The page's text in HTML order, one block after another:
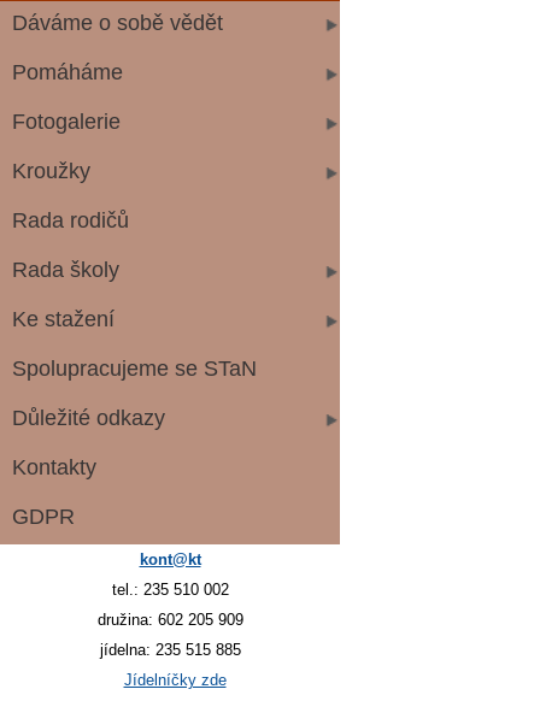
Dáváme o sobě vědět
Pomáháme
Fotogalerie
Kroužky
Rada rodičů
Rada školy
Ke stažení
Spolupracujeme se STaN
Důležité odkazy
Kontakty
GDPR
kont@kt
tel.: 235 510 002
družina: 602 205 909
jídelna: 235 515 885
Jídelníčky zde